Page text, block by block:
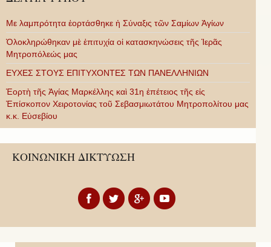
Με λαμπρότητα ἑορτάσθηκε ἡ Σύναξις τῶν Σαμίων Ἁγίων
Ὁλοκληρώθηκαν μὲ ἐπιτυχία οἱ κατασκηνώσεις τῆς Ἱερᾶς
Μητροπόλεώς μας
ΕΥΧΕΣ ΣΤΟΥΣ ΕΠΙΤΥΧΟΝΤΕΣ ΤΩΝ ΠΑΝΕΛΛΗΝΙΩΝ
Ἑορτὴ τῆς Ἁγίας Μαρκέλλης καὶ 31η ἐπέτειος τῆς εἰς
Ἐπίσκοπον Χειροτονίας τοῦ Σεβασμιωτάτου Μητροπολίτου μας
κ.κ. Εὐσεβίου
ΚΟΙΝΩΝΙΚΗ ΔΙΚΤΥΩΣΗ